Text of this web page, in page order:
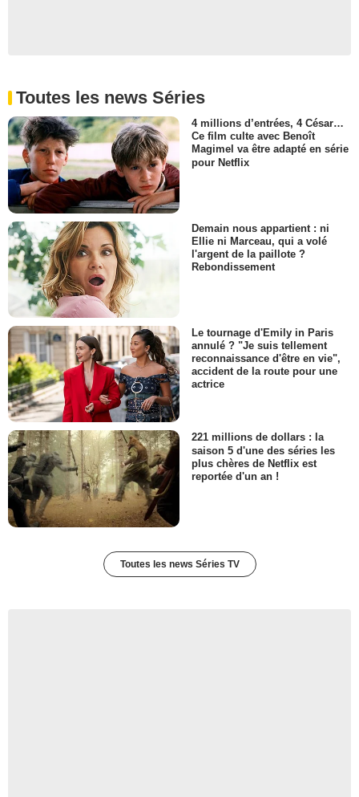
Toutes les news Séries
4 millions d’entrées, 4 César…
Ce film culte avec Benoît
Magimel va être adapté en série
pour Netflix
Demain nous appartient : ni
Ellie ni Marceau, qui a volé
l'argent de la paillote ?
Rebondissement
Le tournage d'Emily in Paris
annulé ? "Je suis tellement
reconnaissance d'être en vie",
accident de la route pour une
actrice
221 millions de dollars : la
saison 5 d'une des séries les
plus chères de Netflix est
reportée d'un an !
Toutes les news Séries TV